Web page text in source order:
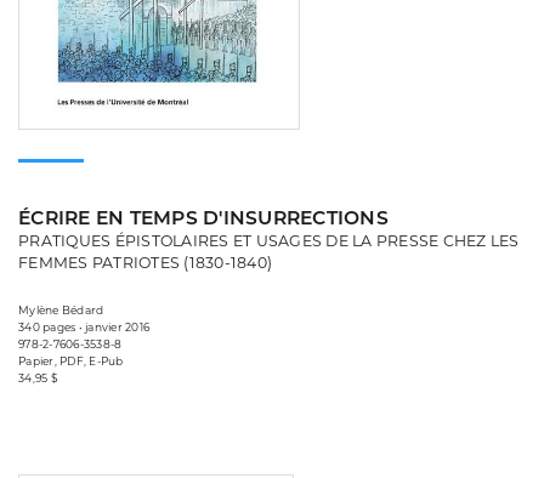
ÉCRIRE EN TEMPS D'INSURRECTIONS
PRATIQUES ÉPISTOLAIRES ET USAGES DE LA PRESSE CHEZ LES
FEMMES PATRIOTES (1830-1840)
Mylène Bédard
340 pages • janvier 2016
978-2-7606-3538-8
Papier, PDF, E-Pub
34,95 $